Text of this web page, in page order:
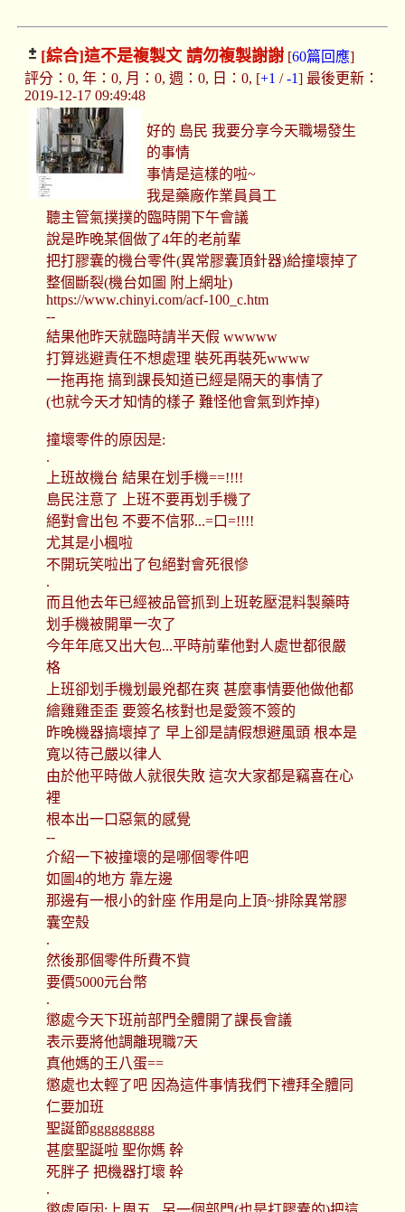
[綜合]這不是複製文 請勿複製謝謝[60篇回應]
評分：0, 年：0, 月：0, 週：0, 日：0, [+1 /-1] 最後更新：
2019-12-17 09:49:48
好的 島民 我要分享今天職場發生
的事情
事情是這樣的啦~
我是藥廠作業員員工
聽主管氣撲撲的臨時開下午會議
說是昨晚某個做了4年的老前輩
把打膠囊的機台零件(異常膠囊頂針器)給撞壞掉了
整個斷裂(機台如圖 附上網址)
https://www.chinyi.com/acf-100_c.htm
--
結果他昨天就臨時請半天假 wwwww
打算逃避責任不想處理 裝死再裝死wwww
一拖再拖 搞到課長知道已經是隔天的事情了
(也就今天才知情的樣子 難怪他會氣到炸掉)
撞壞零件的原因是:
.
上班故機台 結果在划手機==!!!!
島民注意了 上班不要再划手機了
絕對會出包 不要不信邪...=口=!!!!
尤其是小楓啦
不開玩笑啦出了包絕對會死很慘
.
而且他去年已經被品管抓到上班乾壓混料製藥時
划手機被開單一次了
今年年底又出大包...平時前輩他對人處世都很嚴
格
上班卻划手機划最兇都在爽 甚麼事情要他做他都
繪雞雞歪歪 要簽名核對也是愛簽不簽的
昨晚機器搞壞掉了 早上卻是請假想避風頭 根本是
寬以待己嚴以律人
由於他平時做人就很失敗 這次大家都是竊喜在心
裡
根本出一口惡氣的感覺
--
介紹一下被撞壞的是哪個零件吧
如圖4的地方 靠左邊
那邊有一根小的針座 作用是向上頂~排除異常膠
囊空殼
.
然後那個零件所費不貲
要價5000元台幣
.
懲處今天下班前部門全體開了課長會議
表示要將他調離現職7天
真他媽的王八蛋==
懲處也太輕了吧 因為這件事情我們下禮拜全體同
仁要加班
聖誕節ggggggggg
甚麼聖誕啦 聖你媽 幹
死胖子 把機器打壞 幹
.